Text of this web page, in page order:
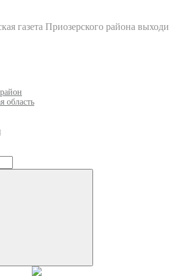
газета Приозерского района
область